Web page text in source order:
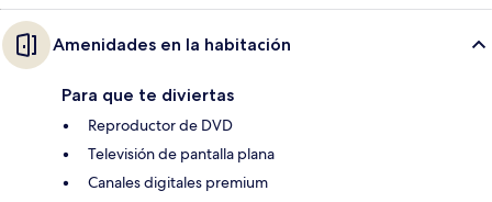
Amenidades en la habitación
Para que te diviertas
Reproductor de DVD
Televisión de pantalla plana
Canales digitales premium